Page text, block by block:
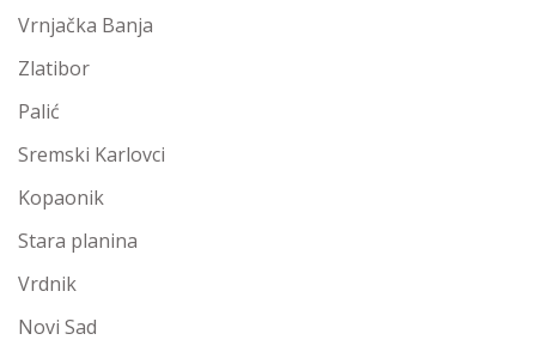
Vrnjačka Banja
Zlatibor
Palić
Sremski Karlovci
Kopaonik
Stara planina
Vrdnik
Novi Sad